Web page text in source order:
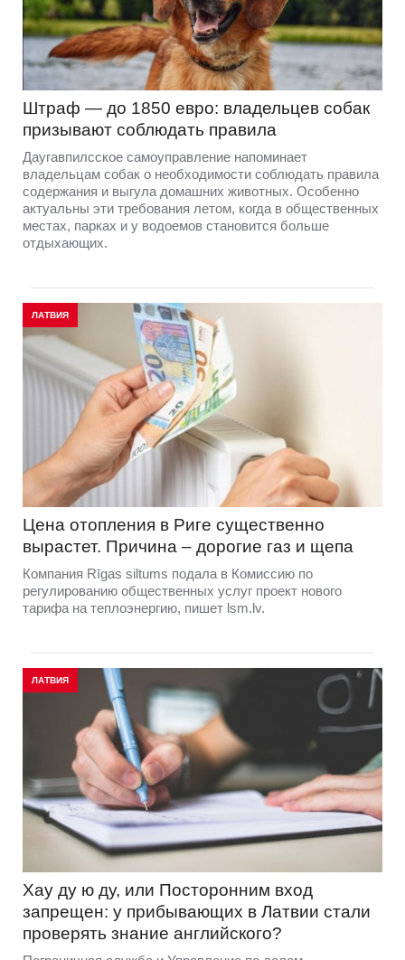
Штраф — до 1850 евро: владельцев собак
призывают соблюдать правила
Даугавпилсское самоуправление напоминает
владельцам собак о необходимости соблюдать правила
содержания и выгула домашних животных. Особенно
актуальны эти требования летом, когда в общественных
местах, парках и у водоемов становится больше
отдыхающих.
ЛАТВИЯ
Цена отопления в Риге существенно
вырастет. Причина – дорогие газ и щепа
Компания Rīgas siltums подала в Комиссию по
регулированию общественных услуг проект нового
тарифа на теплоэнергию, пишет lsm.lv.
ЛАТВИЯ
Хау ду ю ду, или Посторонним вход
запрещен: у прибывающих в Латвии стали
проверять знание английского?